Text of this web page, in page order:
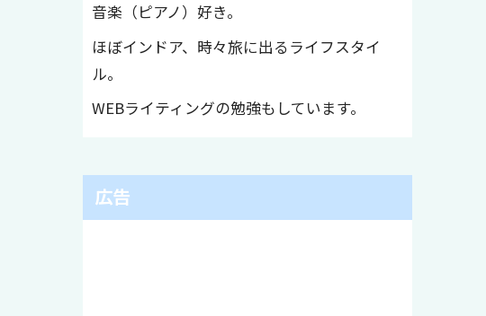
音楽（ピアノ）好き。
ほぼインドア、時々旅に出るライフスタイ
ル。
WEBライティングの勉強もしています。
広告